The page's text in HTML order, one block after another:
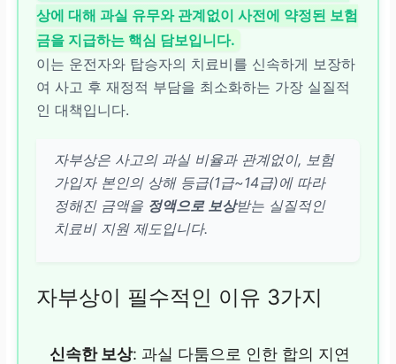
상에 대해 과실 유무와 관계없이 사전에 약정된 보험
금을 지급하는 핵심 담보입니다.
이는 운전자와 탑승자의 치료비를 신속하게 보장하
여 사고 후 재정적 부담을 최소화하는 가장 실질적
인 대책입니다.
자부상은 사고의 과실 비율과 관계없이, 보험
가입자 본인의 상해 등급(1급~14급)에 따라
정해진 금액을 정액으로 보상받는 실질적인
치료비 지원 제도입니다.
자부상이 필수적인 이유 3가지
신속한 보상: 과실 다툼으로 인한 합의 지연